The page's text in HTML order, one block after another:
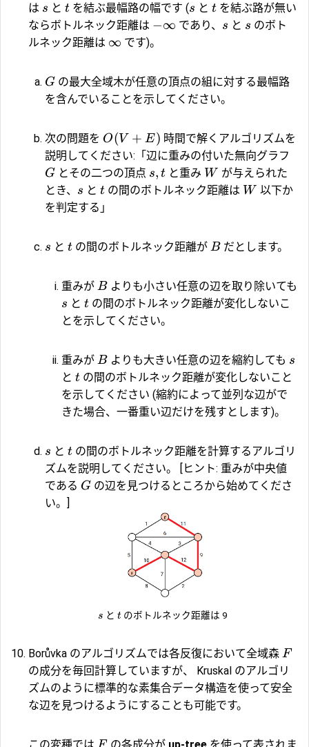
は s と t を結ぶ最幅路の幅です (s と t を結ぶ路が無い
ならボトルネック距離は −∞ であり、 s と s のボト
ルネック距離は ∞ です)。
G の最大全域木が任意の頂点の組に対する最幅路
を含んでいることを示してください。
次の問題を O(V + E) 時間で解くアルゴリズムを
説明してください:「辺に重みの付いた無向グラフ
G とその二つの頂点 s, t と重み W が与えられた
とき、 s と t の間のボトルネック距離は W 以下か
を判定する」
s と t の間のボトルネック距離が Bだとします。
重みが Bよりも小さい任意の辺を取り除いても
s と t の間のボトルネック距離が変化しないこ
とを示してください。
重みが Bよりも大きい任意の辺を縮約しても s
と t の間のボトルネック距離が変化しないこと
を示してください (縮約によって並列な辺がで
きた場合、一番重い辺だけを残すとします)。
s と t の間のボトルネック距離を計算するアルゴリ
ズムを説明してください。 [ヒント: 重みが中央値
である G の辺を見つけるところから始めてくださ
い。]
s と t のボトルネック距離は 9
Borůvka のアルゴリズムでは各反復において全域森 F
の成分を毎回計算していますが、 Kruskal のアルゴリ
ズムのように標準的な素集合データ構造を使って安全
な辺を見つけるようにすることも可能です。